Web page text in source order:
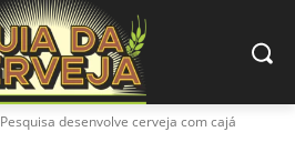
Pesquisa desenvolve cerveja com cajá